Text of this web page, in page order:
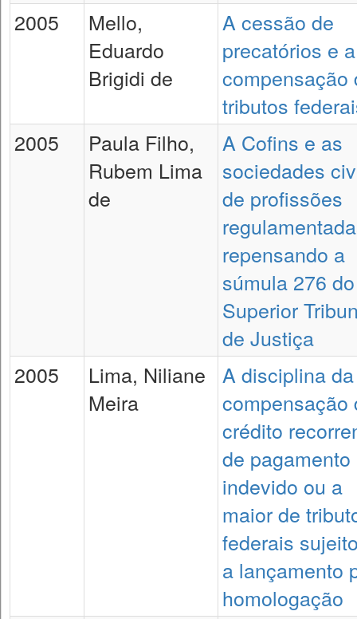
2005
Mello,
Eduardo
Brigidi de
A cessão de
precatórios e a
compensação
tributos
2005
Paula Filho,
Rubem Lima
de
A Cofins e as
sociedades
de profissões
repensando a
súmula 276 do
Superior
de Justiça
2005
Lima, Niliane
Meira
A disciplina da
compensação
crédito
de pagamento
indevido ou a
maior de
federais
a lançamento
homologação